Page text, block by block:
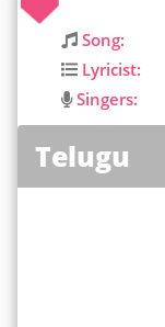
Song:
Lyricist:
Singers:
Telugu